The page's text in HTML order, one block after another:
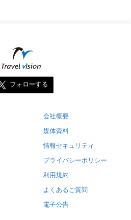
フォローする
会社概要
媒体資料
情報セキュリティ
プライバシーポリシー
利用規約
よくあるご質問
電子公告